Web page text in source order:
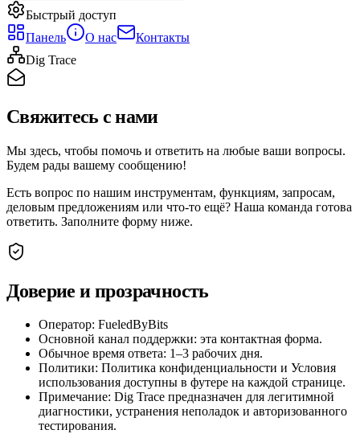
Быстрый доступ
Панель
О нас
Контакты
Dig Trace
Свяжитесь с нами
Мы здесь, чтобы помочь и ответить на любые ваши вопросы.
Будем рады вашему сообщению!
Есть вопрос по нашим инструментам, функциям, запросам,
деловым предложениям или что‑то ещё? Наша команда готова
ответить. Заполните форму ниже.
Доверие и прозрачность
Оператор: FueledByBits
Основной канал поддержки: эта контактная форма.
Обычное время ответа: 1–3 рабочих дня.
Политики: Политика конфиденциальности и Условия
использования доступны в футере на каждой странице.
Примечание: Dig Trace предназначен для легитимной
диагностики, устранения неполадок и авторизованного
тестирования.